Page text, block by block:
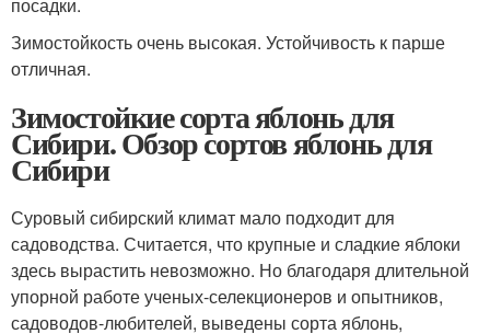
посадки.
Зимостойкость очень высокая. Устойчивость к парше
отличная.
Зимостойкие сорта яблонь для
Сибири. Обзор сортов яблонь для
Сибири
Суровый сибирский климат мало подходит для
садоводства. Считается, что крупные и сладкие яблоки
здесь вырастить невозможно. Но благодаря длительной
упорной работе ученых-селекционеров и опытников,
садоводов-любителей, выведены сорта яблонь,